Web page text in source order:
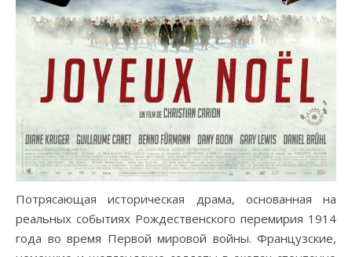
Потрясающая историческая драма, основанная на
реальных событиях Рождественского перемирия 1914
года во время Первой мировой войны. Французские,